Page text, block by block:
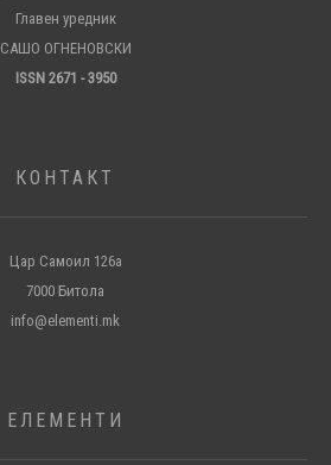
Главен уредник
САШО ОГНЕНОВСКИ
ISSN 2671 - 3950
КОНТАКТ
Цар Самоил 126а
7000 Битола
info@elementi.mk
ЕЛЕМЕНТИ